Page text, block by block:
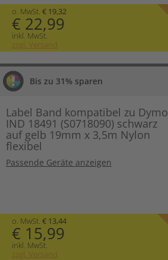
o. MwSt. € 19,32
€ 22,99
inkl. MwSt.
zzgl. Versand
Bis zu 31% sparen
Label Band kompatibel zu Dymo
IND 18491 (S0718090) schwarz
auf gelb 19mm x 3,5m Nylon
flexibel
Passende Geräte anzeigen
o. MwSt. € 13,44
€ 15,99
inkl. MwSt.
zzgl. Versand